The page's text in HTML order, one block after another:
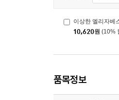
이상한 엘리자베
10,620원 (10%
품목정보